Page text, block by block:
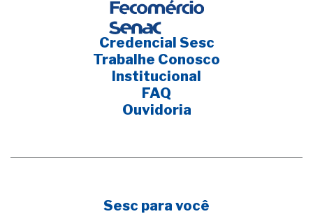
Credencial Sesc
Trabalhe Conosco
Institucional
FAQ
Ouvidoria
Sesc para você